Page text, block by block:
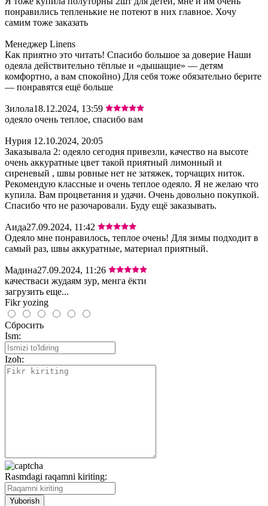
понравились тепленькие не потеют в них главное. Хочу
самим тоже заказать
Менеджер Linens
Как приятно это читать! Спасибо большое за доверие Наши
одеяла действительно тёплые и «дышащие» — детям
комфортно, а вам спокойно) Для себя тоже обязательно берите
— понравятся ещё больше
Зилола18.12.2024, 13:59
одеяло очень теплое, спасибо вам
Нурия 12.10.2024, 20:05
Заказывала 2: одеяло сегодня привезли, качество на высоте
очень аккуратные цвет такой приятный лимонный и
сиреневый , швы ровные нет не затяжек, торчащих ниток.
Рекомендую классные и очень теплое одеяло. Я не желаю что
купила. Вам процветания и удачи. Очень довольно покупкой.
Спасибо что не разочаровали. Буду ещё заказывать.
Аида27.09.2024, 11:42
Одеяло мне понравилось, теплое очень! Для зимы подходит в
самый раз, швы аккуратные, материал приятный.
Мадина27.09.2024, 11:26
качестваси жудаям зур, менга ёкти
загрузить еще...
Fikr yozing
Сбросить
Ism:
Izoh:
Rasmdagi raqamni kiriting: